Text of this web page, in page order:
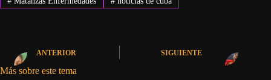
ANTERIOR SIGUIENTE
Más sobre este tema